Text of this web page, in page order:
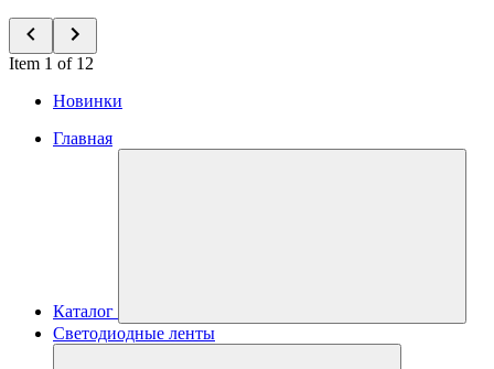
Item 1 of 12
Новинки
Главная
Каталог
Светодиодные ленты